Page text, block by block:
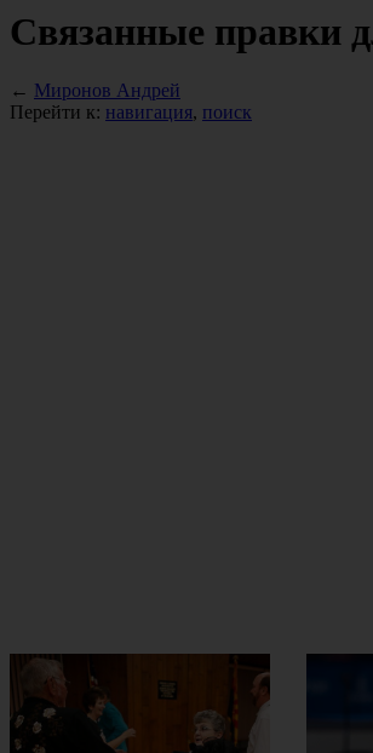
Связанные правки
← Миронов Андрей
Перейти к: навигация, поиск